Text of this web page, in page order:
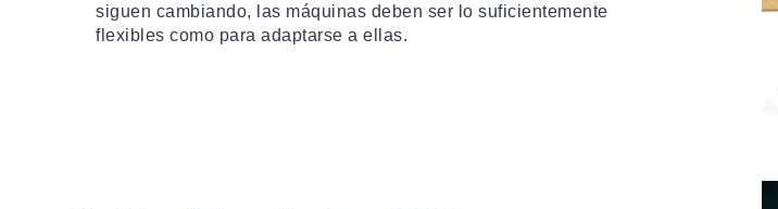
siguen cambiando, las máquinas deben ser lo suficientemente
flexibles como para adaptarse a ellas.